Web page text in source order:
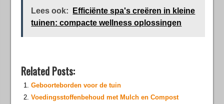
Lees ook:
Efficiënte spa's creëren in kleine
tuinen: compacte wellness oplossingen
Related Posts:
Geboorteborden voor de tuin
Voedingsstoffenbehoud met Mulch en Compost